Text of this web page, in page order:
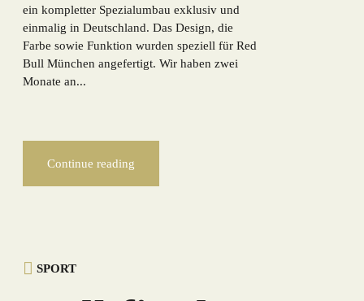
ein kompletter Spezialumbau exklusiv und
einmalig in Deutschland. Das Design, die
Farbe sowie Funktion wurden speziell für Red
Bull München angefertigt. Wir haben zwei
Monate an...
Continue reading
SPORT